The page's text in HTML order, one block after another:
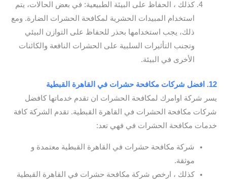
كذلك ، الحفاظ على البيئة الطبيعية: في بعض الحالات، يتم
استخدام المبيدات الحشرية لمكافحة الحشرات الضارة. ومع
ذلك، يجب استخدامها بحذر للحفاظ على التوازن البيئي
وتجنب التأثيرات السلبية على الحشرات النافعة والكائنات
الأخرى في البيئة.
12. افضل شركات مكافحة حشرات في القاهرة القبطية
يسر شركة اوامرك لمكافحة الحشرات ان تقدم خدماتها كافضل
شركات مكافحة الحشرات في القاهرة القبطية. تقدم الشركة كافة
خدمات مكافحة الحشرات في فهي تعد:
شركة مكافحة حشرات في القاهرة القبطية معتمدة و
موثقة.
كذلك ، ارخص شركة مكافحة حشرات في القاهرة القبطية